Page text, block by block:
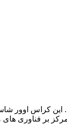
تمرکز بر